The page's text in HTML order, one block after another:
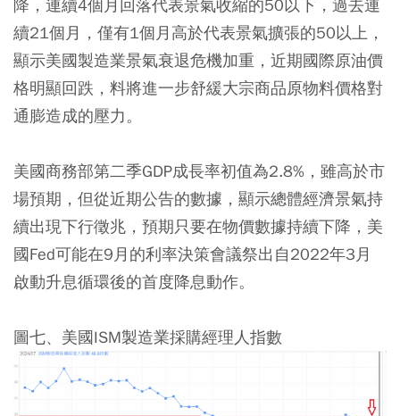
降，連續4個月回落代表景氣收縮的50以下，過去連
續21個月，僅有1個月高於代表景氣擴張的50以上，
顯示美國製造業景氣衰退危機加重，近期國際原油價
格明顯回跌，料將進一步舒緩大宗商品原物料價格對
通膨造成的壓力。
美國商務部第二季GDP成長率初值為2.8%，雖高於市
場預期，但從近期公告的數據，顯示總體經濟景氣持
續出現下行徵兆，預期只要在物價數據持續下降，美
國Fed可能在9月的利率決策會議祭出自2022年3月
啟動升息循環後的首度降息動作。
圖七、美國ISM製造業採購經理人指數